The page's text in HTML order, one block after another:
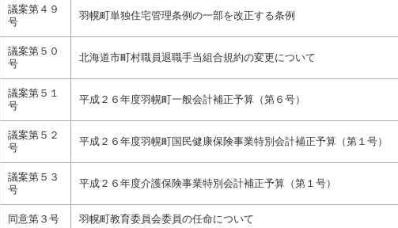
議案第４９
号
羽幌町単独住宅管理条例の一部を改正する条例
議案第５０
号
北海道市町村職員退職手当組合規約の変更について
議案第５１
号
平成２６年度羽幌町一般会計補正予算（第６号）
議案第５２
号
平成２６年度羽幌町国民健康保険事業特別会計補正予算（第１号）
議案第５３
号
平成２６年度介護保険事業特別会計補正予算（第１号）
同意第３号 羽幌町教育委員会委員の任命について